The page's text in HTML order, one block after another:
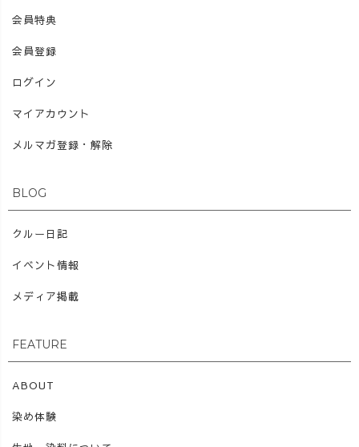
会員特典
会員登録
ログイン
マイアカウント
メルマガ登録・解除
BLOG
クルー日記
イベント情報
メディア掲載
FEATURE
ABOUT
染め体験